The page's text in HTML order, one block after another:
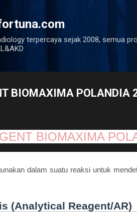
terpercaya sejak 2008, semua
BIOMAXIMA POLANDIA
BIOMAXIMA
dalam suatu reaksi untuk
(Analytical Reagent/AR)